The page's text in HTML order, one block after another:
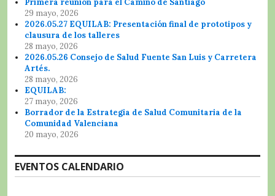
Primera reunión para el Camino de Santiago
29 mayo, 2026
2026.05.27 EQUILAB: Presentación final de prototipos y
clausura de los talleres
28 mayo, 2026
2026.05.26 Consejo de Salud Fuente San Luis y Carretera
Artés.
28 mayo, 2026
EQUILAB:
27 mayo, 2026
Borrador de la Estrategia de Salud Comunitaria de la
Comunidad Valenciana
20 mayo, 2026
EVENTOS CALENDARIO